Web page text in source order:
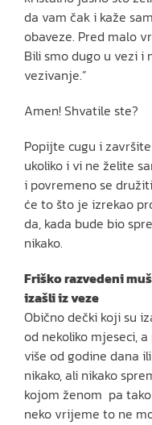
da vam čak i kaže
obaveze. Pred malo
Bili smo dugo u vezi i
vezivanje.”
Amen! Shvatile ste?
Popijte cugu i
ukoliko i vi ne želite
i povremeno se
će to što je izrekao
da, kada bude bio
nikako.
Friško razvedeni
izašli iz veze
Obično dečki koji su
od nekoliko mjeseci,
više od godine dana
nikako, ali nikako
kojom ženom pa
neko vrijeme to ne